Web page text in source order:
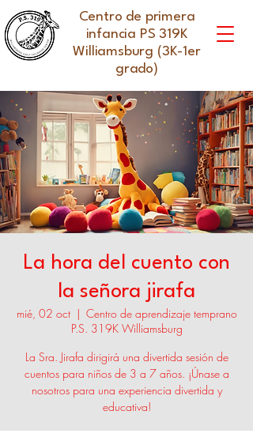
Centro de primera
infancia PS 319K
Williamsburg (3K-1er
grado)
La hora del cuento con
la señora jirafa
mié, 02 oct
  |
Centro de aprendizaje temprano
P.S. 319K Williamsburg
La Sra. Jirafa dirigirá una divertida sesión de
cuentos para niños de 3 a 7 años. ¡Únase a
nosotros para una experiencia divertida y
educativa!